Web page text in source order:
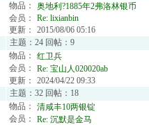
物品：
奥地利?1885年2弗洛林银币
会员：
Re: lixianbin
更新：
2015/08/06 05:16
主题：24 回帖：9
物品：
红卫兵
会员：
Re: 宝山人020020ab
更新：
2024/04/22 09:33
主题：32 回帖：18
物品：
清咸丰10两银锭
会员：
Re: 沉默是金马